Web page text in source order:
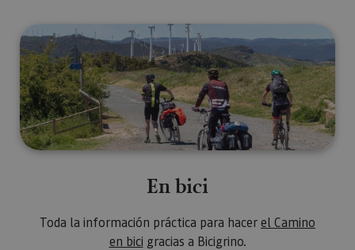
En bici
En bici
Toda la información práctica para hacerel Camino
en bici gracias a Bicigrino.